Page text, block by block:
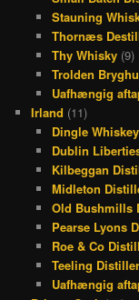
Stauning
Thornæs
Thy Whisky(9)
Trolden
Uafhængig
Irland (11)
Dingle
Dublin
Kilbeggan
Midleton
Old Bushmills
Pearse Lyons
Roe & Co
Teeling
Uafhængig